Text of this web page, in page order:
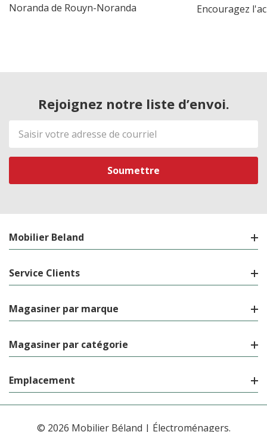
Noranda de Rouyn-Noranda
Encouragez
Rejoignez notre liste d’envoi.
Adresse
de
courriel
Mobilier Beland
Service Clients
Magasiner par marque
Magasiner par catégorie
Emplacement
© 2026 Mobilier Béland | Électroménagers.